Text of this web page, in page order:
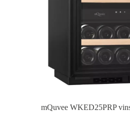
mQuvee WKED25PRP